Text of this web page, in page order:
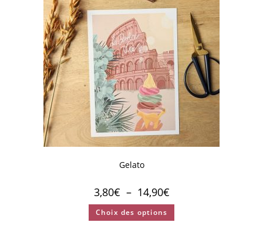
Gelato
3,80€ – 14,90€
Choix des options